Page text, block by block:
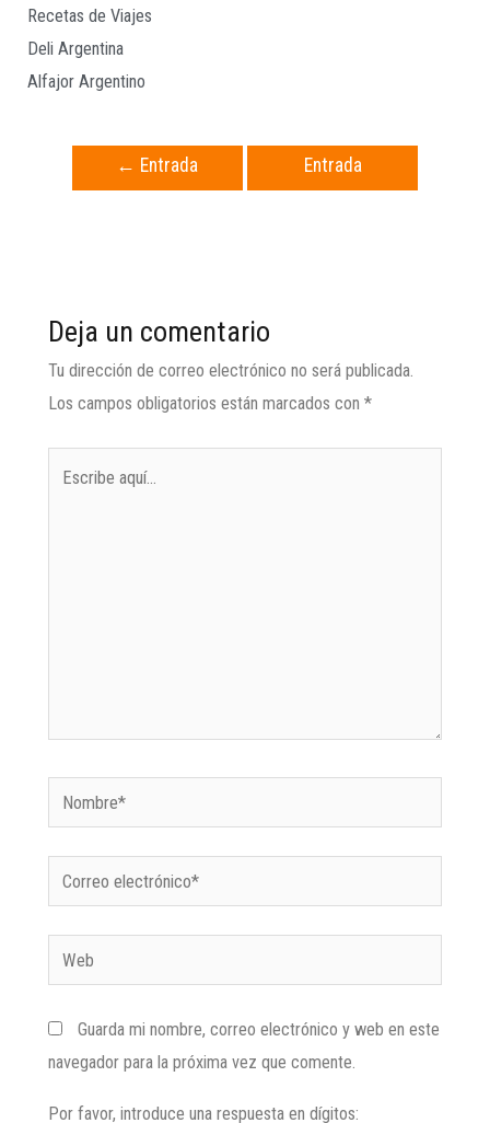
Recetas de Viajes
Deli Argentina
Alfajor Argentino
← Entrada
Entrada
Deja un comentario
Tu dirección de correo electrónico no será publicada.
Los campos obligatorios están marcados con *
Guarda mi nombre, correo electrónico y web en este
navegador para la próxima vez que comente.
Por favor, introduce una respuesta en dígitos: